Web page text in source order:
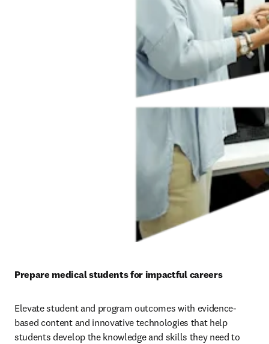
Prepare medical students for impactful careers
Elevate student and program outcomes with evidence-
based content and innovative technologies that help
students develop the knowledge and skills they need to